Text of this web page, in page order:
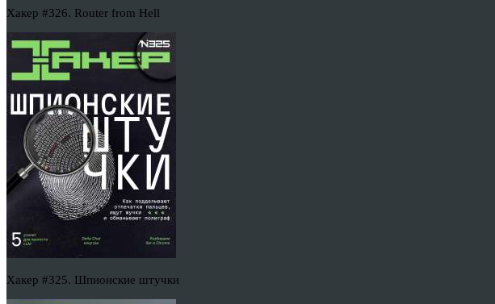
Хакер #326. Router from Hell
Хакер #325. Шпионские штучки